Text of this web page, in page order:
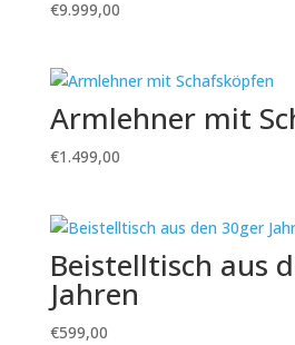
€9.999,00
Armlehner mit
€1.499,00
Beistelltisch aus
Jahren
€599,00